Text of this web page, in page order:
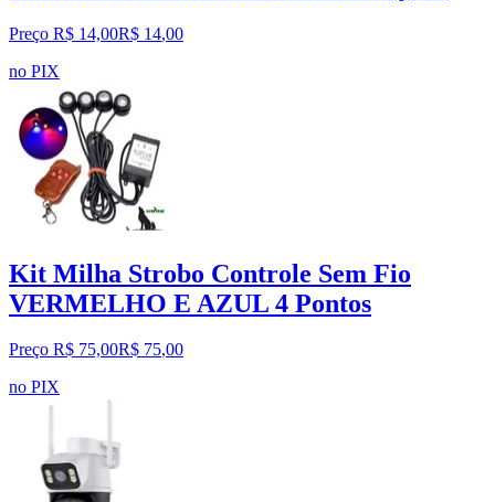
Preço R$ 14,00R$ 14,00
no PIX
Kit Milha Strobo Controle Sem Fio
VERMELHO E AZUL 4 Pontos
Preço R$ 75,00R$ 75,00
no PIX